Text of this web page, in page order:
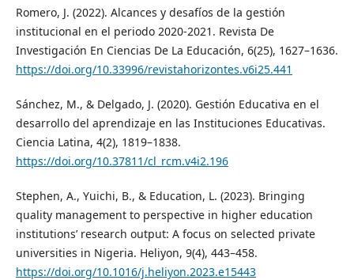
Romero, J. (2022). Alcances y desafíos de la gestión
institucional en el periodo 2020-2021. Revista De
Investigación En Ciencias De La Educación, 6(25), 1627–1636.
https://doi.org/10.33996/revistahorizontes.v6i25.441
Sánchez, M., & Delgado, J. (2020). Gestión Educativa en el
desarrollo del aprendizaje en las Instituciones Educativas.
Ciencia Latina, 4(2), 1819–1838.
https://doi.org/10.37811/cl_rcm.v4i2.196
Stephen, A., Yuichi, B., & Education, L. (2023). Bringing
quality management to perspective in higher education
institutions’ research output: A focus on selected private
universities in Nigeria. Heliyon, 9(4), 443–458.
https://doi.org/10.1016/j.heliyon.2023.e15443